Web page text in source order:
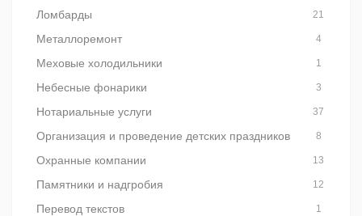
Ломбарды 21
Металлоремонт 4
Меховые холодильники 1
Небесные фонарики 3
Нотариальные услуги 37
Организация и проведение детских праздников 8
Охранные компании 13
Памятники и надгробия 12
Перевод текстов 1